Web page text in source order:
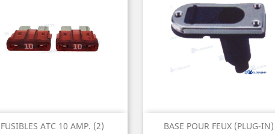
FUSIBLES ATC 10 AMP. (2)
 Aperçu rapide BASE POUR FEUX (PLUG-IN)
Aperçu rapide